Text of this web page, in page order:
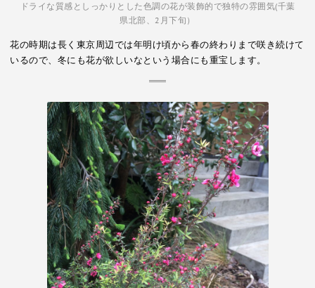
ドライな質感としっかりとした色調の花が装飾的で独特の雰囲気(千葉
県北部、2月下旬）
花の時期は長く東京周辺では年明け頃から春の終わりまで咲き続けて
いるので、冬にも花が欲しいなという場合にも重宝します。